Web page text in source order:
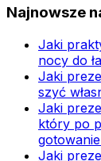
Najnowsze
Jaki
nocy do
Jaki
szyć
Jaki
który po
Jaki